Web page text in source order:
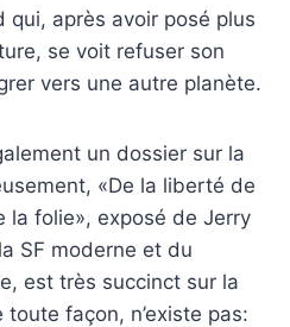
qui, après avoir posé plus
se voit refuser son
vers une autre planète.
un dossier sur la
«De la liberté de
la folie», exposé de Jerry
SF moderne et du
est très succinct sur la
façon, n’existe pas: